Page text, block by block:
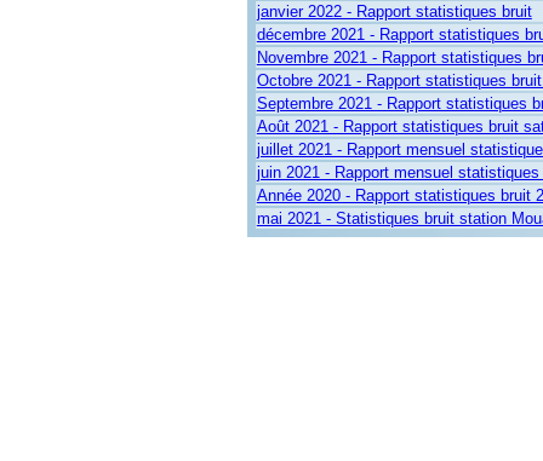
janvier 2022 - Rapport statistiques bruit
décembre 2021 - Rapport statistiques
Novembre 2021 - Rapport statistiques
Octobre 2021 - Rapport statistiques
Septembre 2021 - Rapport statistiques
Août 2021 - Rapport statistiques bruit
juillet 2021 - Rapport mensuel
juin 2021 - Rapport mensuel
Année 2020 - Rapport statistiques bruit
mai 2021 - Statistiques bruit station